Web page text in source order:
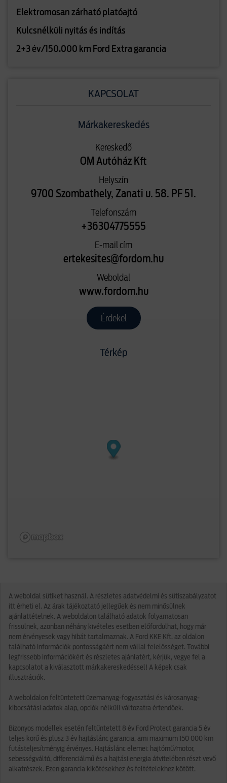
Elektromosan zárható platóajtó
Kulcsnélküli nyitás és indítás
2+3 év/150.000 km Ford Extra garancia
KAPCSOLAT
Márkakereskedés
Kereskedő
OM Autóház Kft
Helyszín
9700 Szombathely, Zanati u. 58. PF 51.
Telefonszám
+36304775555
E-mail cím
ertekesites@fordom.hu
Weboldal
www.fordom.hu
Érdekel
Térkép
A weboldal sütiket használ. A részletes adatvédelmi és sütiszabályzatot
itt érheti el. Az árak tájékoztató jellegűek és nem minősülnek
ajánlattételnek. A weboldalon található adatok folyamatosan
frissülnek, azonban néhány kivételes esetben előfordulhat, hogy már
nem érvényesek vagy hibát tartalmaznak. A Ford KKE Kft. az oldalon
található információk pontosságáért nem vállal felelősséget. További
legfrissebb információkért és részletes ajánlatért, kérjük, vegye fel a
kapcsolatot a kiválasztott márkakereskedéssel! A képek csak
illusztrációk.
A weboldalon feltüntetett üzemanyag-fogyasztási és károsanyag-
kibocsátási adatok alap, opciók nélküli változatra értendőek.
Bizonyos modellek esetén feltűntetett 8 év Ford Protect garancia 5 év
teljes körű és plusz 3 év hajtáslánc garancia, ami maximum 150 000 km
futásteljesítményig érvényes. Hajtáslánc elemei: hajtómű/motor,
sebességváltó, differenciálmű és a hajtási energia átvitelében részt vevő
alkatrészek. Ezen garancia kikötésekhez és feltételekhez kötött.